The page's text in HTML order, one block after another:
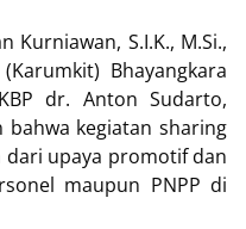
Kurniawan, S.I.K., M.Si.,
Bhayangkara
dr. Anton Sudarto,
bahwa kegiatan sharing
dari upaya promotif dan
maupun PNPP di